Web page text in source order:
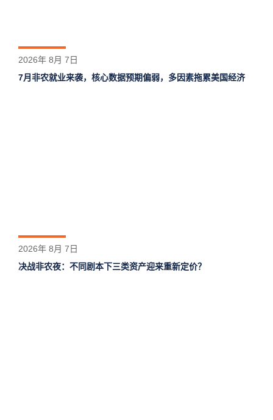
2026年 8月 7日
7月非农就业来袭，核心数据预期偏弱，多因素拖累美国经济
2026年 8月 7日
决战非农夜：不同剧本下三类资产迎来重新定价？